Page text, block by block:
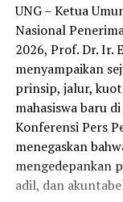
UNG – Ketua
Nasional
2026, Prof. Dr. Ir.
menyampaikan
prinsip, jalur,
mahasiswa baru
Konferensi Pers
menegaskan
mengedepankan
adil, dan